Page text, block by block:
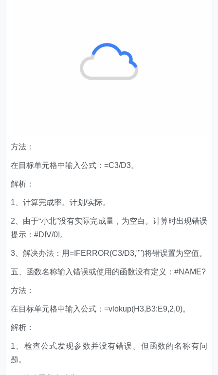
1、计算完成率。计划/实际。
2、由于“小北”没有实际完成量，为空白。计算时出现错误
提示：#DIV/0!。
3、解决办法：用=IFERROR(C3/D3,"")将错误置为空值。
五、函数名称输入错误或使用的函数没有定义：#NAME?
方法：
在目标单元格中输入公式：=vlokup(H3,B3:E9,2,0)。
解析：
1、检查公式发现参数并没有错误。但函数的名称有问
题。
2、修改函数名称为：vlookup。
六、参数类型不符：#VALUE!